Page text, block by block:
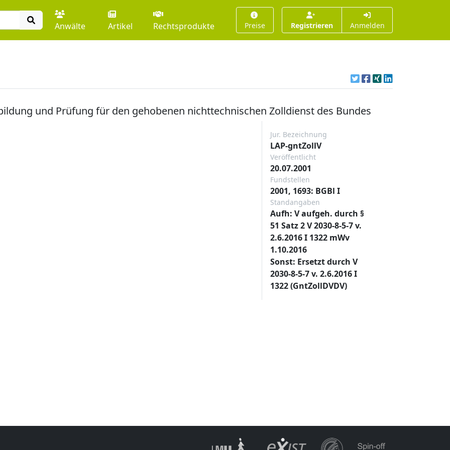
Anwälte Artikel Rechtsprodukte Preise Registrieren Anmelden
und Prüfung für den gehobenen nichttechnischen Zolldienst des Bundes
Jur. Bezeichnung
LAP-gntZollV
Veröffentlicht
20.07.2001
Fundstellen
2001, 1693: BGBl I
Standangaben
Aufh: V aufgeh. durch §
51 Satz 2 V 2030-8-5-7 v.
2.6.2016 I 1322 mWv
1.10.2016
Sonst: Ersetzt durch V
2030-8-5-7 v. 2.6.2016 I
1322 (GntZollDVDV)